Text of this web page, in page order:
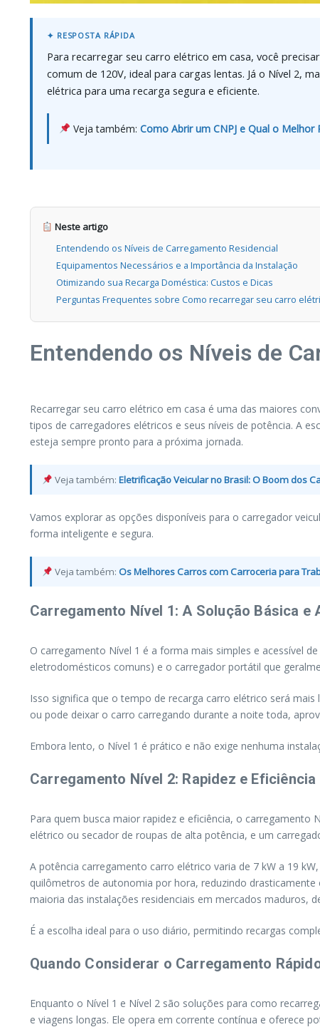
Para recarregar seu carro elétrico em casa, você
comum de 120V, ideal para cargas lentas. Já o Nível 2,
elétrica para uma recarga segura e eficiente.
Veja também: Como Abrir um CNPJ e Qual o
Neste artigo
Entendendo os Níveis de Carregamento Residencial
Equipamentos Necessários e a Importância da Instalação
Otimizando sua Recarga Doméstica: Custos e Dicas
Perguntas Frequentes sobre Como recarregar seu carro
Entendendo os Níveis de
Recarregar seu carro elétrico em casa é uma das maiores
tipos de carregadores elétricos e seus níveis de potência. A
esteja sempre pronto para a próxima jornada.
Veja também:Eletrificação Veicular no Brasil: O Boom dos
Vamos explorar as opções disponíveis para o carregador
forma inteligente e segura.
Veja também:Os Melhores Carros com Carroceria para
Carregamento Nível 1: A Solução Básica e
O carregamento Nível 1 é a forma mais simples e acessível
eletrodomésticos comuns) e o carregador portátil que
Isso significa que o tempo de recarga carro elétrico será
ou pode deixar o carro carregando durante a noite toda,
Embora lento, o Nível 1 é prático e não exige nenhuma
Carregamento Nível 2: Rapidez e Eficiência
Para quem busca maior rapidez e eficiência, o carregamento
elétrico ou secador de roupas de alta potência, e um
A potência carregamento carro elétrico varia de 7 kW a 19
quilômetros de autonomia por hora, reduzindo
maioria das instalações residenciais em mercados maduros,
É a escolha ideal para o uso diário, permitindo recargas
Quando Considerar o Carregamento
Enquanto o Nível 1 e Nível 2 são soluções para como
e viagens longas. Ele opera em corrente contínua e oferece